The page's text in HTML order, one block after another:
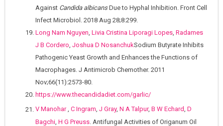
Against Candida albicansDue to Hyphal Inhibition. Front Cell
Infect Microbiol. 2018 Aug 28;8:299.
Long Nam Nguyen, Livia Cristina Liporagi Lopes, Radames
J B Cordero, Joshua D NosanchukSodium Butyrate Inhibits
Pathogenic Yeast Growth and Enhances the Functions of
Macrophages. J Antimicrob Chemother. 2011
Nov;66(11):2573-80.
https://www.thecandidadiet.com/garlic/
V Manohar , C Ingram, J Gray, N A Talpur, B W Echard, D
Bagchi H G Preuss . Antifungal Activities of Origanum Oil